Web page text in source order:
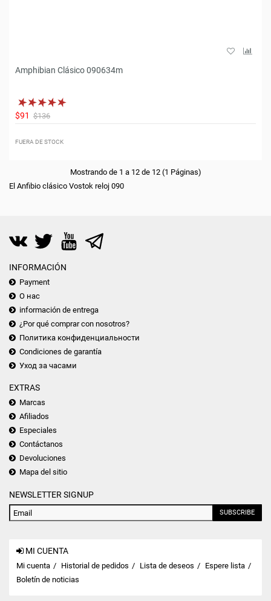
Amphibian Clásico 090634m
$91 $136
FUERA DE STOCK
Mostrando de 1 a 12 de 12 (1 Páginas)
El Anfibio clásico Vostok reloj 090
INFORMACIÓN
Payment
О нас
información de entrega
¿Por qué comprar con nosotros?
Политика конфиденциальности
Condiciones de garantía
Уход за часами
EXTRAS
Marcas
Afiliados
Especiales
Contáctanos
Devoluciones
Mapa del sitio
NEWSLETTER SIGNUP
SUBSCRIBE
MI CUENTA
Mi cuenta Historial de pedidos Lista de deseos
Espere lista
Boletín de noticias